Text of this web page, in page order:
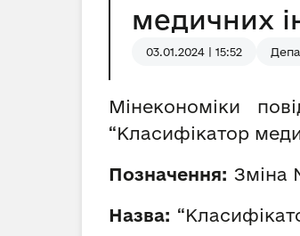
медичних
03.01.2024 | 15:52
Мінекономіки
“Класифікатор
Позначення: Зміна
Назва: